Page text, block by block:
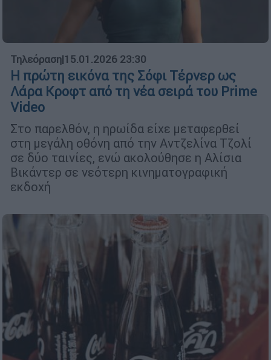
Τηλεόραση|15.01.2026 23:30
Η πρώτη εικόνα της Σόφι Τέρνερ ως
Λάρα Κροφτ από τη νέα σειρά του Prime
Video
Στο παρελθόν, η ηρωίδα είχε μεταφερθεί
στη μεγάλη οθόνη από την Αντζελίνα Τζολί
σε δύο ταινίες, ενώ ακολούθησε η Αλίσια
Βικάντερ σε νεότερη κινηματογραφική
εκδοχή